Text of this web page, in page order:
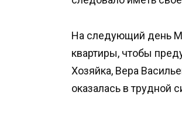
На следующий день
квартиры, чтобы
Хозяйка, Вера
оказалась в трудной